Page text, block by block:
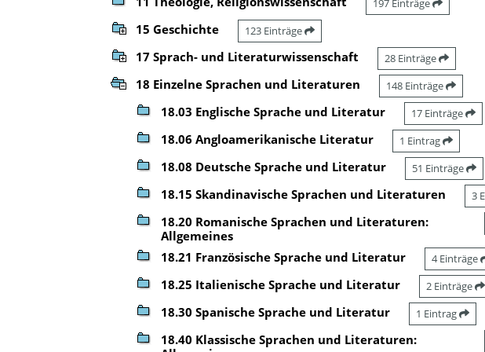
197 Einträge
15 Geschichte 123 Einträge
17 Sprach- und Literaturwissenschaft 28 Einträge
18 Einzelne Sprachen und Literaturen 148 Einträge
18.03 Englische Sprache und Literatur 17 Einträge
18.06 Angloamerikanische Literatur 1 Eintrag
18.08 Deutsche Sprache und Literatur 51 Einträge
18.15 Skandinavische Sprachen und Literaturen 3
18.20 Romanische Sprachen und Literaturen:
Allgemeines
18.21 Französische Sprache und Literatur
4 Einträge
18.25 Italienische Sprache und Literatur 2 Einträge
18.30 Spanische Sprache und Literatur 1 Eintrag
18.40 Klassische Sprachen und Literaturen: